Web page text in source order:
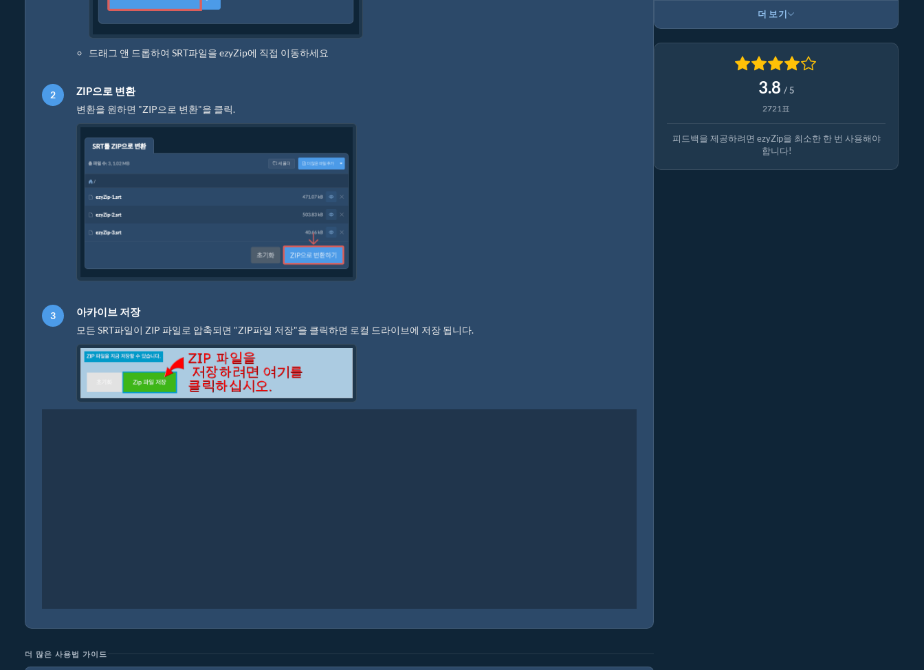
드래그 앤 드롭하여 SRT파일을 ezyZip에 직접 이동하세요
ZIP으로 변환
변환을 원하면 "ZIP으로 변환"을 클릭.
아카이브 저장
모든 SRT파일이 ZIP 파일로 압축되면 "ZIP파일 저장"을 클릭하면 로컬 드라이브에 저장 됩니다.
더 많은 사용법 가이드
더 보기
3.8 / 5
2721표
피드백을 제공하려면 ezyZip을 최소한 한 번 사용해야
합니다!